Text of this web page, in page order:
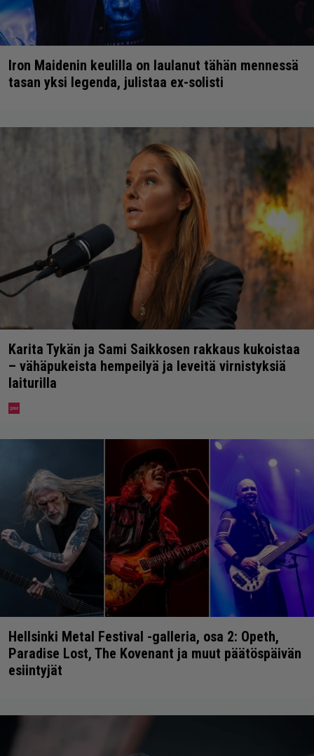
Iron Maidenin keulilla on laulanut tähän mennessä
tasan yksi legenda, julistaa ex-solisti
Karita Tykän ja Sami Saikkosen rakkaus kukoistaa
– vähäpukeista hempeilyä ja leveitä virnistyksiä
laiturilla
Hellsinki Metal Festival -galleria, osa 2: Opeth,
Paradise Lost, The Kovenant ja muut päätöspäivän
esiintyjät